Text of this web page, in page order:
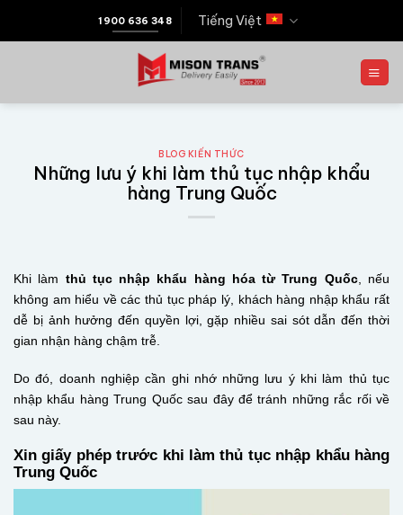
1900 636 348 Tiếng Việt
BLOG KIẾN THỨC
Những lưu ý khi làm thủ tục nhập khẩu
hàng Trung Quốc
Khi làm thủ tục nhập khẩu hàng hóa từ Trung Quốc, nếu
không am hiểu về các thủ tục pháp lý, khách hàng nhập khẩu rất
dễ bị ảnh hưởng đến quyền lợi, gặp nhiều sai sót dẫn đến thời
gian nhận hàng chậm trễ.
Do đó, doanh nghiệp cần ghi nhớ những lưu ý khi làm thủ tục
nhập khẩu hàng Trung Quốc sau đây để tránh những rắc rối về
sau này.
Xin giấy phép trước khi làm thủ tục nhập khẩu hàng
Trung Quốc